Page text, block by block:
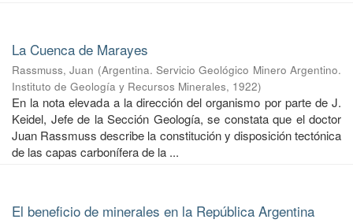
La Cuenca de Marayes
Rassmuss, Juan (Argentina. Servicio Geológico Minero Argentino.
Instituto de Geología y Recursos Minerales, 1922)
En la nota elevada a la dirección del organismo por parte de J.
Keidel, Jefe de la Sección Geología, se constata que el doctor
Juan Rassmuss describe la constitución y disposición tectónica
de las capas carbonífera de la ...
El beneficio de minerales en la República Argentina